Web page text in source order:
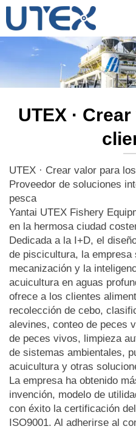
UTEX ·
UTEX · Crear valor para
Proveedor de soluciones
pesca
Yantai UTEX Fishery
en la hermosa ciudad
Dedicada a la I+D, el
de piscicultura, la empresa
mecanización y la
acuicultura en aguas
ofrece a los clientes
recolección de cebo,
alevines, conteo de peces
de peces vivos, limpieza
de sistemas ambientales,
acuicultura y otras
La empresa ha obtenido
invención, modelo de
con éxito la certificación
ISO9001. Al adherirse al